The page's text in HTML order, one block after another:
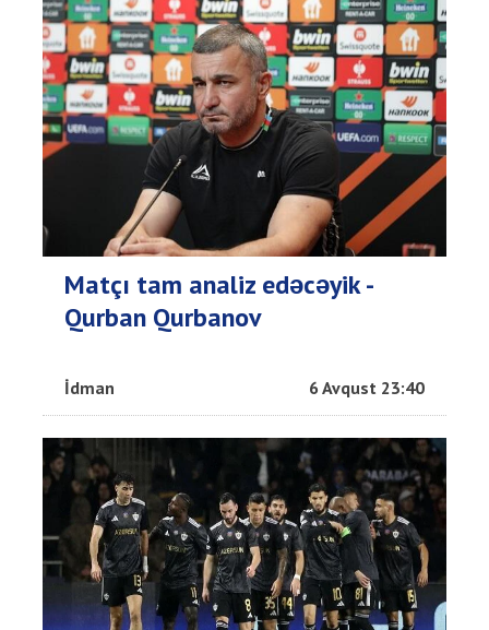
Matçı tam analiz edəcəyik -
Qurban Qurbanov
İdman 6 Avqust 23:40